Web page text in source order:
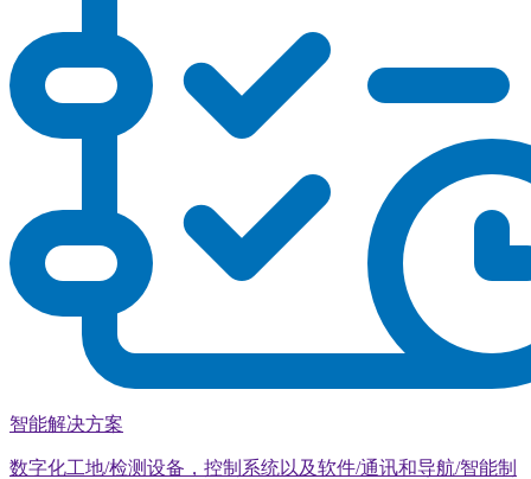
智能解决方案
数字化工地/检测设备，控制系统以及软件/通讯和导航/智能制